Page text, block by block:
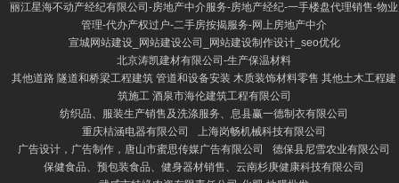
丽江星海不动产经纪有限公司-房地产中介服务-房地产经纪-一手楼盘代理销售-物业
管理-代办产权过户-二手房按揭服务-网上房地产中介
宣城网站建设_网站建设公司_网站建设制作设计_seo优化
北京涛凯建材有限公司-生产保温材料
其他道路 隧道和桥梁工程建筑 管道和设备安装 木质装饰材料零售 其他土木工程建
筑施工 酒泉市海伦建筑工程有限公司
纺织品、服装生产销售及洗涤服务、息县赢一德制衣有限公司
重庆桔涵电器有限公司
上海岗畅机械科技有限公司
广告设计，广告制作，唐山市蜜思传媒广告有限公司
德保县尼雪农业有限公司
保健食品、预包装食品、健身器材销售、云南杉庚健康科技有限公司